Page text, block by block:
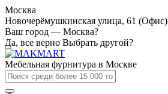
Москва
Новочерёмушкинская улица, 61 (Офис)
Ваш город — Москва?
Да, все верно Выбрать другой?
Мебельная фурнитура в Москве